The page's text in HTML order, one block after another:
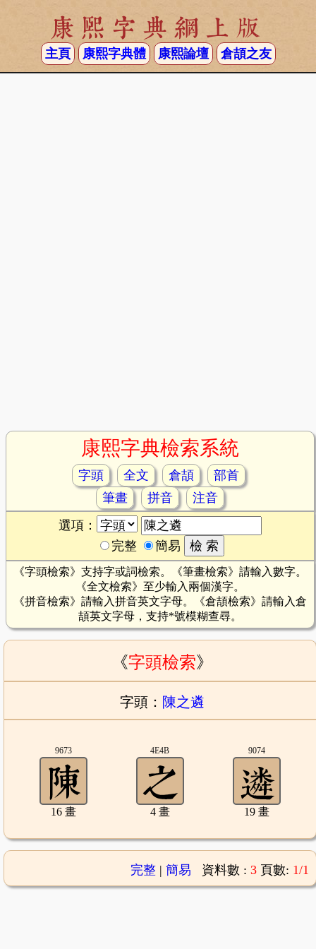
康熙字典網上版
主頁 康熙字典體 康熙論壇 倉頡之友
康熙字典檢索系統
字頭 全文 倉頡
部首
筆畫
拼音
注音
選項：
完整
簡易
《字頭檢索》支持字或詞檢索。《筆畫檢索》請輸入數字。
《全文檢索》至少輸入兩個漢字。
《拼音檢索》請輸入拼音英文字母。《倉頡檢索》請輸入倉
頡英文字母，支持*號模糊查尋。
《字頭檢索》
字頭： 陳之遴
9673
16 畫
4E4B
4 畫
9074
19 畫
完整| 簡易 資料數 : 3 頁數: 1/1